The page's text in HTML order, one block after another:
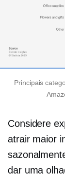
Principais
Considere
atrair maior
dar uma